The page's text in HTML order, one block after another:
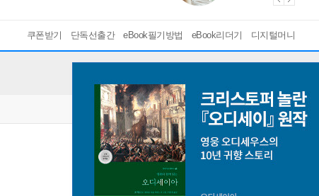
쿠폰받기 단독선출간 eBook필기방법 eBook리더기 디지털머니